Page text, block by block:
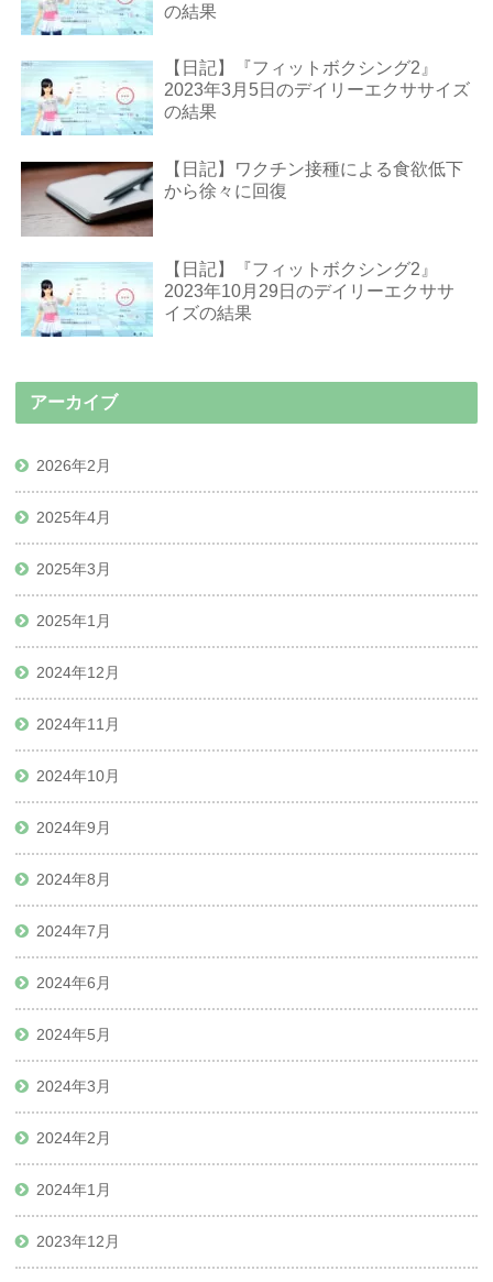
の結果
【日記】『フィットボクシング2』
2023年3月5日のデイリーエクササイズ
の結果
【日記】ワクチン接種による食欲低下
から徐々に回復
【日記】『フィットボクシング2』
2023年10月29日のデイリーエクササ
イズの結果
アーカイブ
2026年2月
2025年4月
2025年3月
2025年1月
2024年12月
2024年11月
2024年10月
2024年9月
2024年8月
2024年7月
2024年6月
2024年5月
2024年3月
2024年2月
2024年1月
2023年12月